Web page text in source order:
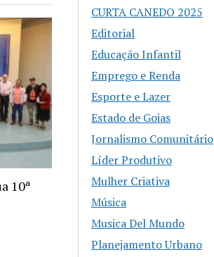
10ª
CURTA CANEDO 2025
Editorial
Educação Infantil
Emprego e Renda
Esporte e Lazer
Estado de Goias
Jornalismo Comunitário
Líder Produtivo
Mulher Criativa
Música
Musica Del Mundo
Planejamento Urbano